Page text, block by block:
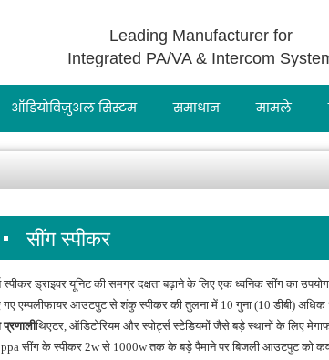
Leading Manufacturer for
Integrated PA/VA & Intercom
ऑडियोविज़ुअल सिस्टम समाधान मामले
सींग स्पीकर
स्पीकर ड्राइवर यूनिट की समग्र दक्षता बढ़ाने के लिए एक ध्वनिक सींग का
गए एम्पलीफायर आउटपुट से शंकु स्पीकर की तुलना में 10 गुना (10 डीबी) अधिक
प्रणालीथिएटर, ऑडिटोरियम और स्पोर्ट्स स्टेडियमों जैसे बड़े स्थानों के लिए
सींग के स्पीकर 2w से 1000w तक के बड़े पैमाने पर बिजली आउटपुट को कवर